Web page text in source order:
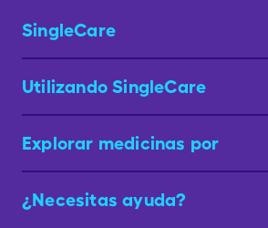
SingleCare
Utilizando SingleCare
Explorar medicinas por
¿Necesitas ayuda?